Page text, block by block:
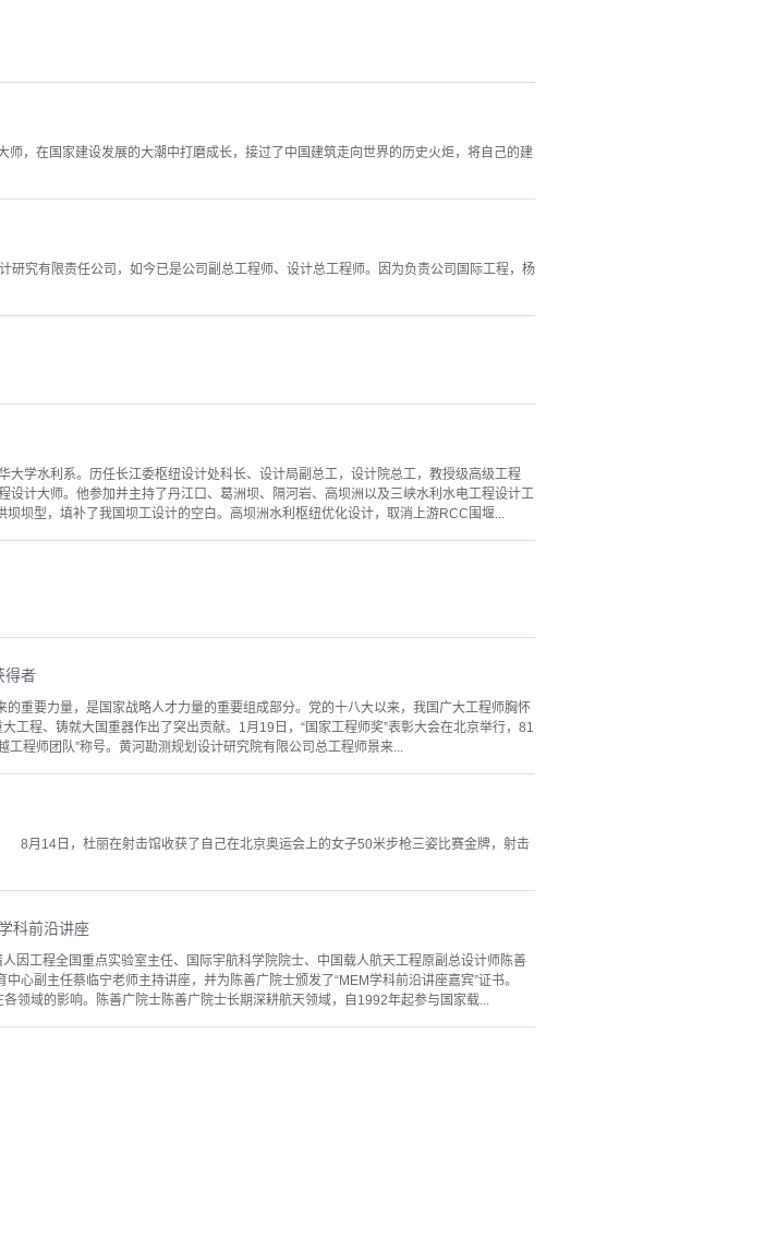
，在国家建设发展的大潮中打磨成长，接过了中国建筑走向世界的历史火炬，将自己的建
研究有限责任公司，如今已是公司副总工程师、设计总工程师。因为负责公司国际工程，杨
学水利系。历任长江委枢纽设计处科长、设计局副总工，设计院总工，教授级高级工程
计大师。他参加并主持了丹江口、葛洲坝、隔河岩、高坝洲以及三峡水利水电工程设计工
坝型，填补了我国坝工设计的空白。高坝洲水利枢纽优化设计，取消上游RCC围堰...
得者
重要力量，是国家战略人才力量的重要组成部分。党的十八大以来，我国广大工程师胸怀
工程、铸就大国重器作出了突出贡献。1月19日，“国家工程师奖”表彰大会在北京举行，81
工程师团队”称号。黄河勘测规划设计研究院有限公司总工程师景来...
14日，杜丽在射击馆收获了自己在北京奥运会上的女子50米步枪三姿比赛金牌，射击
科前沿讲座
因工程全国重点实验室主任、国际宇航科学院院士、中国载人航天工程原副总设计师陈善
心副主任蔡临宁老师主持讲座，并为陈善广院士颁发了“MEM学科前沿讲座嘉宾”证书。
领域的影响。陈善广院士陈善广院士长期深耕航天领域，自1992年起参与国家载...